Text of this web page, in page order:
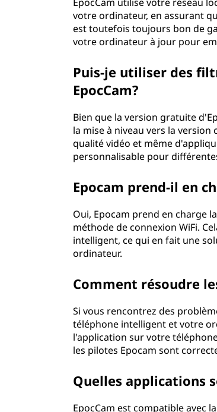
votre ordinateur, en assurant
est toutefois toujours bon de
votre ordinateur à jour pour
Puis-je utiliser des
EpocCam?
Bien que la version gratuite
la mise à niveau vers la
qualité vidéo et même
personnalisable pour
Epocam prend-il en
Oui, Epocam prend en charge
méthode de connexion WiFi.
intelligent, ce qui en fait une
ordinateur.
Comment résoudre
Si vous rencontrez des
téléphone intelligent et votre
l'application sur votre
les pilotes Epocam sont
Quelles applications
EpocCam est compatible avec